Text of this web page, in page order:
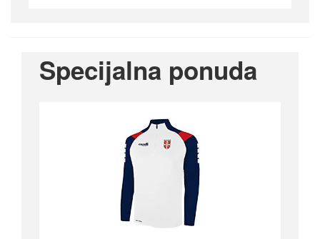
Specijalna ponuda